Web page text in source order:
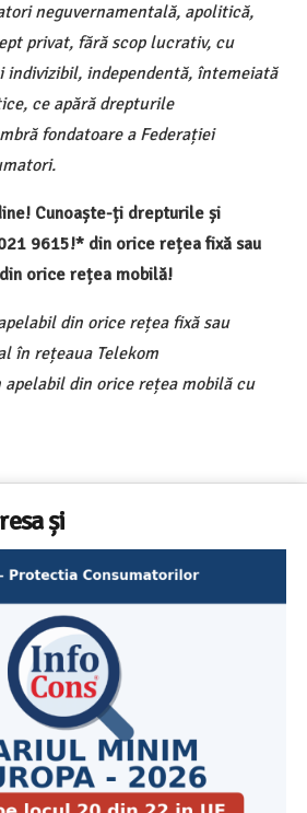
neguvernamentală, apolitică,
privat, fără scop lucrativ, cu
independentă, întemeiată
ce apără drepturile
fondatoare a Federației
Cunoaște-ți drepturile și
9615!* din orice rețea fixă sau
orice rețea mobilă!
din orice rețea fixă sau
în rețeaua Telekom
din orice rețea mobilă cu
și
de spalat vase independente cu